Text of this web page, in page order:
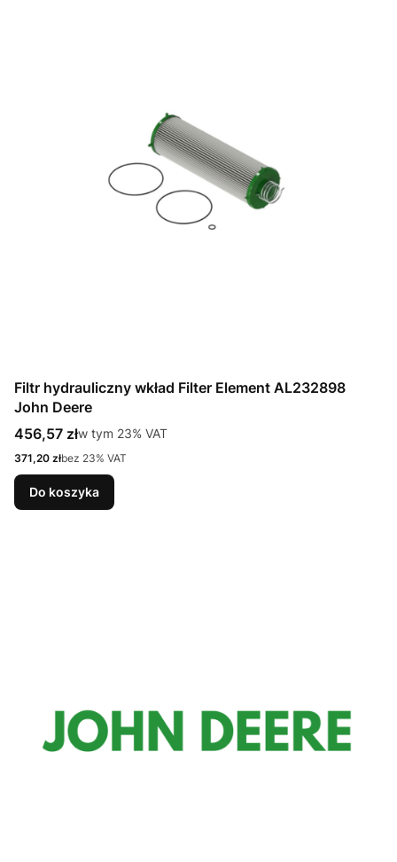
Filtr hydrauliczny wkład Filter Element AL232898
John Deere
Cena brutto
456,57 złw tym %s VAT
w tym 23% VAT
Cena netto
371,20 złbez 23% VAT
Do koszyka